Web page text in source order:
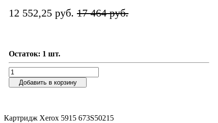
12 552,25 руб. 17 464 руб.
Остаток: 1 шт.
Добавить в корзину
Картридж Xerox 5915 673S50215